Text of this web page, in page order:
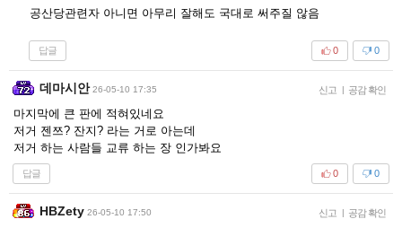
공산당관련자 아니면 아무리 잘해도 국대로 써주질 않음
답글 0
0
데마시안 26-05-10 17:35 신고 | 공감 확인
마지막에 큰 판에 적혀있네요
저거 젠쯔? 잔지? 라는 거로 아는데
저거 하는 사람들 교류 하는 장 인가봐요
답글 0
0
HBZety 26-05-10 17:50 신고 | 공감 확인